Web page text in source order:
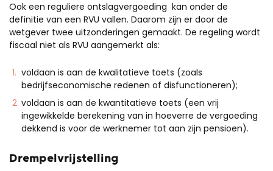
Ook een reguliere ontslagvergoeding kan onder de
definitie van een RVU vallen. Daarom zijn er door de
wetgever twee uitzonderingen gemaakt. De regeling wordt
fiscaal niet als RVU aangemerkt als:
voldaan is aan de kwalitatieve toets (zoals
bedrijfseconomische redenen of disfunctioneren);
voldaan is aan de kwantitatieve toets (een vrij
ingewikkelde berekening van in hoeverre de vergoeding
dekkend is voor de werknemer tot aan zijn pensioen).
Drempelvrijstelling